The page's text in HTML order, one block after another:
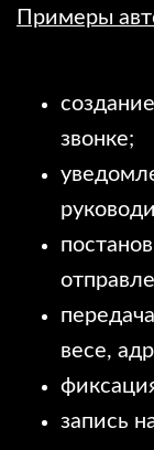
Примеры
звонке;
весе,
запись